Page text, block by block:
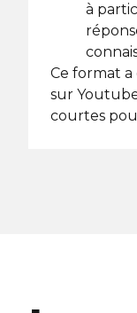
à
Ce format
sur
courtes